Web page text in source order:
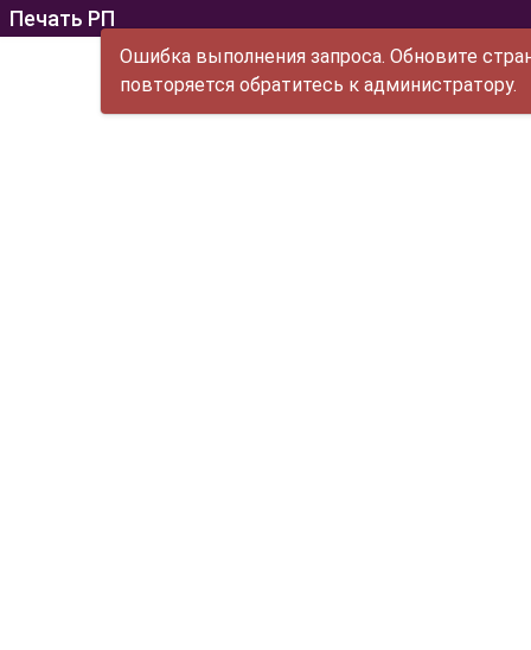
Печать РП
Ошибка выполнения запроса. Обновите
повторяется обратитесь к администратору.